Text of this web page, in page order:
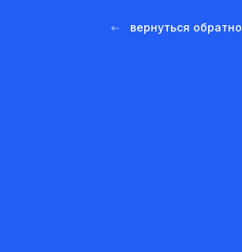
вернуться обратно